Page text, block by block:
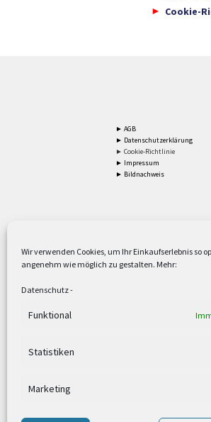
Wir verwenden Cookies, um Ihr Einkaufserlebnis so
angenehm wie möglich zu gestalten. Mehr:
Datenschutz-
Funktional
Statistiken
Marketing
Cookie-
► AGB
► Datenschutzerklärung
► Cookie-Richtlinie
► Impressum
► Bildnachweis
Versandkostenfrei ab 59,90
oder gewerblichen Tätigkeit.
sind Warenzeichen oder
Weitere Informationen und
Ab 79,- Nettowarenwert. Es
©2002-2021 TEUTO LICHT